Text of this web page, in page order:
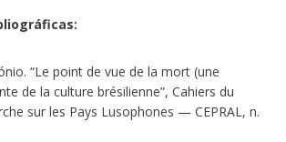
áficas:
“Le point de vue de la mort (une
de la culture brésilienne”, Cahiers du
sur les Pays Lusophones — CEPRAL, n.